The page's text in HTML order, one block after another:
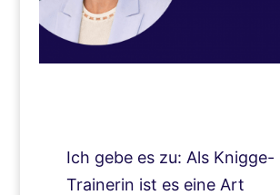
Ich gebe es zu: Als Knigge-
Trainerin ist es eine Art